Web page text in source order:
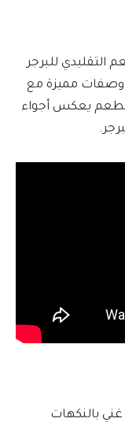
التقليدي للبرجر
وصفات مميزة مع
يعكس أجواء
غني بالنكهات